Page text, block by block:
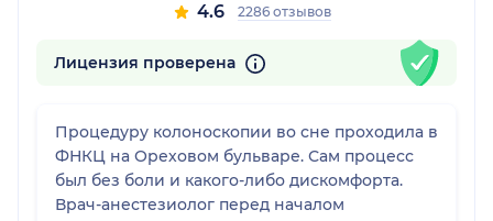
4.6 2286 отзывов
Лицензия проверена
Процедуру колоноскопии во сне проходила в
ФНКЦ на Ореховом бульваре. Сам процесс
был без боли и какого-либо дискомфорта.
Врач-анестезиолог перед началом